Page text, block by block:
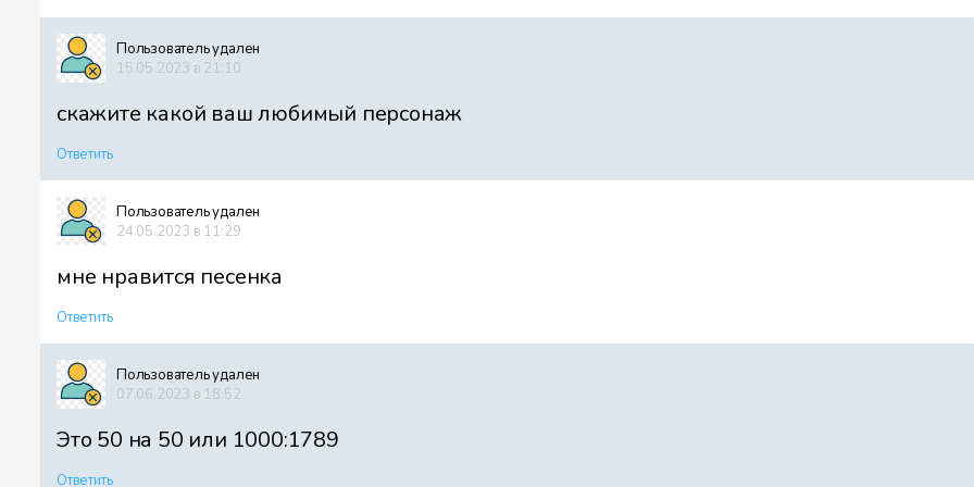
Пользователь удален
15.05.2023 в 21:10
скажите какой ваш любимый персонаж
Ответить
Пользователь удален
24.05.2023 в 11:29
мне нравится песенка
Ответить
Пользователь удален
07.06.2023 в 18:52
Это 50 на 50 или 1000:1789
Ответить